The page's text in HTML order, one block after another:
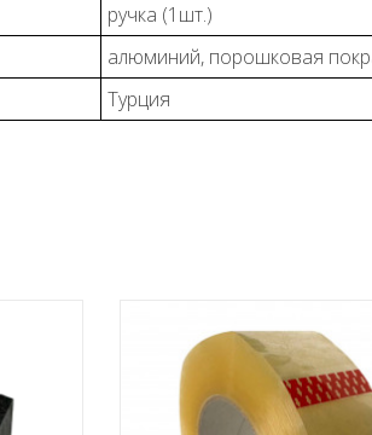
ручка (1шт.)
алюминий, порошковая
Турция